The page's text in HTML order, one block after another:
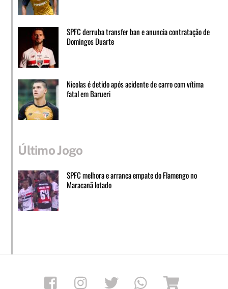
SPFC derruba transfer ban e anuncia contratação de
Domingos Duarte
Nicolas é detido após acidente de carro com vítima
fatal em Barueri
Último Jogo
SPFC melhora e arranca empate do Flamengo no
Maracanã lotado
Facebook Instagram Twitter Whatsapp